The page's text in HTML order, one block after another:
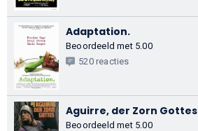
Adaptation.
Beoordeeld met 5.00
520 reacties
Aguirre, der Zorn Gottes
Beoordeeld met 5.00